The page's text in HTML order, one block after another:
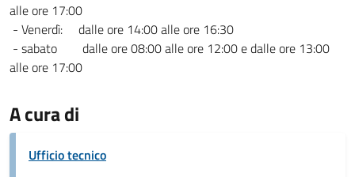
alle ore 17:00
- Venerdì: dalle ore 14:00 alle ore 16:30
- sabato dalle ore 08:00 alle ore 12:00 e dalle ore 13:00
alle ore 17:00
A cura di
Ufficio tecnico